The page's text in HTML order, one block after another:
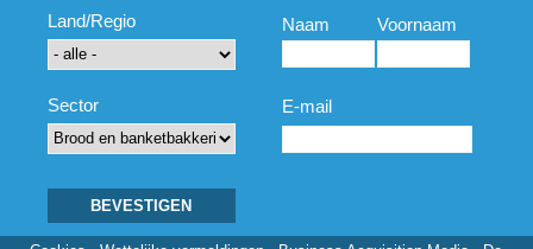
Land/Regio
Sector
Naam Voornaam
E-mail